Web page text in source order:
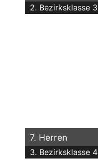
2. Bezirksklasse 3
7. Herren
3. Bezirksklasse 4